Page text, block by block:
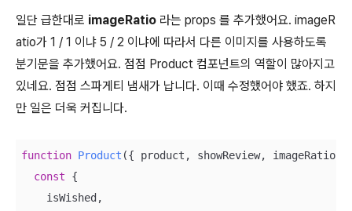
일단 급한대로 imageRatio 라는 props 를 추가했어요. imageR
atio가 1 / 1 이냐 5 / 2 이냐에 따라서 다른 이미지를 사용하도록
분기문을 추가했어요. 점점 Product 컴포넌트의 역할이 많아지고
있네요. 점점 스파게티 냄새가 납니다. 이때 수정했어야 했죠. 하지
만 일은 더욱 커집니다.
function Product ({ product, showReview, imageRatio }
const {
    isWished,